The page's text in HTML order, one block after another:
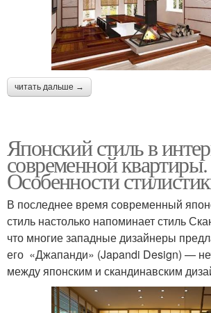
читать дальше →
Японский стиль в
современной квартиры.
Особенности
В последнее время современный
стиль настолько напоминает стиль
что многие западные дизайнеры
его «Джапанди» (Japandi Design) —
между японским и скандинавским